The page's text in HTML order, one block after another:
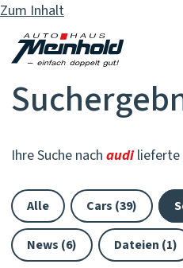
Zum Inhalt
Ihre Suche nach audilieferte
Alle Cars (39)
News (6) Dateien (1)